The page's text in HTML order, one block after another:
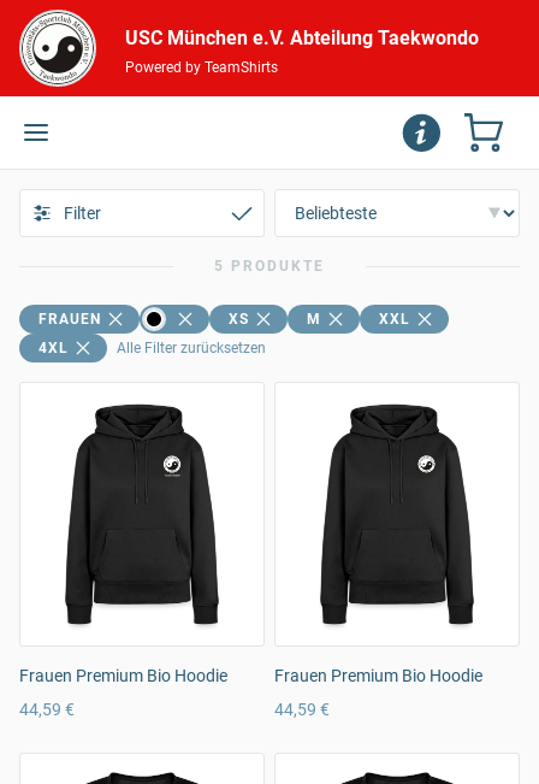
USC München e.V. Abteilung Taekwondo
Powered by TeamShirts
Filter
5 PRODUKTE
FRAUEN XS M
XXL
4XL
Alle Filter zurücksetzen
Frauen Premium Bio Hoodie
44,59 €
Frauen Premium Bio Hoodie
44,59 €